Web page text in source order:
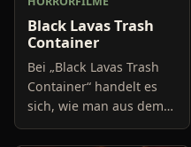
Black Lavas Trash
Container
Bei „Black Lavas Trash
Container“ handelt es
sich, wie man aus dem
Titel schließen kann, um